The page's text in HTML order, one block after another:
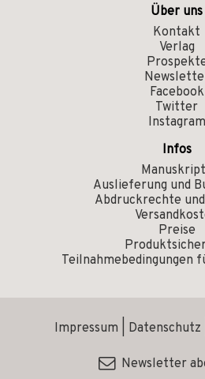
Über uns
Kontakt
Verlag
Facebook
Twitter
Instagram
Infos
Auslieferung und
Abdruckrechte
Preise
Teilnahmebedingungen
Impressum Datenschutz
Newsletter